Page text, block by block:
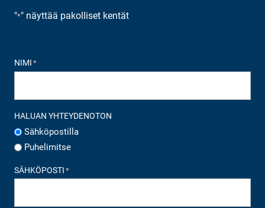
"*" näyttää pakolliset kentät
NIMI *
HALUAN YHTEYDENOTON
Sähköpostilla
Puhelimitse
SÄHKÖPOSTI *